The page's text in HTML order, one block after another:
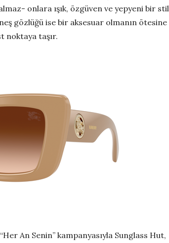
onlara ışık, özgüven ve yepyeni bir stil
gözlüğü ise bir aksesuar olmanın ötesine
noktaya taşır.
An Senin” kampanyasıyla Sunglass Hut,